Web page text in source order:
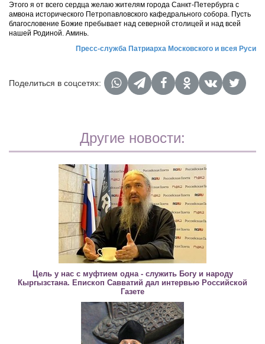
Этого я от всего сердца желаю жителям города Санкт-Петербурга с
амвона исторического Петропавловского кафедрального собора. Пусть
благословение Божие пребывает над северной столицей и над всей
нашей Родиной. Аминь.
Пресс-служба Патриарха Московского и всея Руси
Поделиться в соцсетях:
Другие новости:
Цель у нас с муфтием одна - служить Богу и народу
Кыргызстана. Епископ Савватий дал интервью Российской
Газете